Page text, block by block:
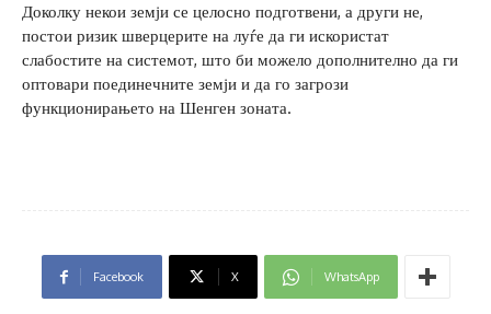
Доколку некои земји се целосно подготвени, а други не,
постои ризик шверцерите на луѓе да ги искористат
слабостите на системот, што би можело дополнително да ги
оптовари поединечните земји и да го загрози
функционирањето на Шенген зоната.
Facebook X WhatsApp